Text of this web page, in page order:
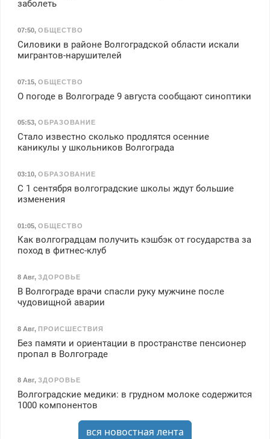
заболеть
07:50, ОБЩЕСТВО
Силовики в районе Волгоградской области искали
мигрантов-нарушителей
07:15, ОБЩЕСТВО
О погоде в Волгограде 9 августа сообщают синоптики
05:53, ОБРАЗОВАНИЕ
Стало известно сколько продлятся осенние
каникулы у школьников Волгограда
03:10, ОБРАЗОВАНИЕ
С 1 сентября волгоградские школы ждут большие
изменения
01:05, ОБЩЕСТВО
Как волгоградцам получить кэшбэк от государства за
поход в фитнес-клуб
8 Авг, ЗДОРОВЬЕ
В Волгограде врачи спасли руку мужчине после
чудовищной аварии
8 Авг, ПРОИСШЕСТВИЯ
Без памяти и ориентации в пространстве пенсионер
пропал в Волгограде
8 Авг, ЗДОРОВЬЕ
Волгоградские медики: в грудном молоке содержится
1000 компонентов
вся новостная лента